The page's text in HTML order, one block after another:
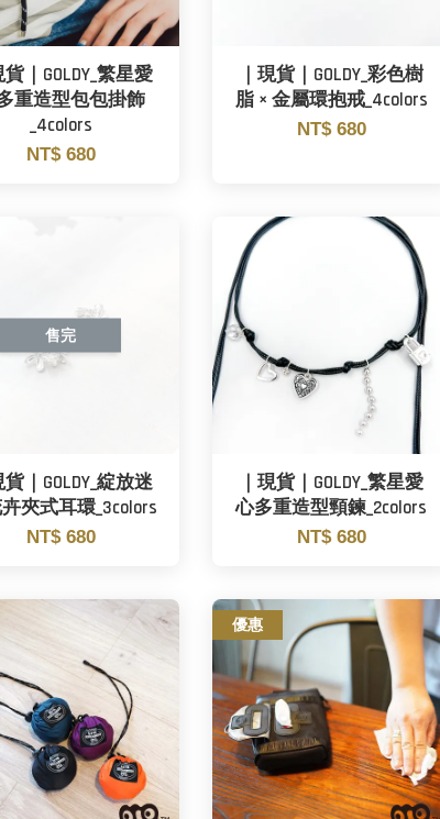
貨｜GOLDY_繁星愛
重造型包包掛飾
_4colors
NT$ 680
｜現貨｜GOLDY_彩色樹
脂 × 金屬環抱戒_4colors
NT$ 680
售完
貨｜GOLDY_綻放迷
夾式耳環_3colors
NT$ 680
｜現貨｜GOLDY_繁星愛
心多重造型頸鍊_2colors
NT$ 680
優惠